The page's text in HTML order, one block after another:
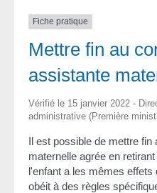
Fiche pratique
Mettre fin au
assistante
Vérifié le 15 janvier 2022 -
administrative (Première
Il est possible de mettre
maternelle agrée en
l'enfant a les mêmes
obéit à des règles